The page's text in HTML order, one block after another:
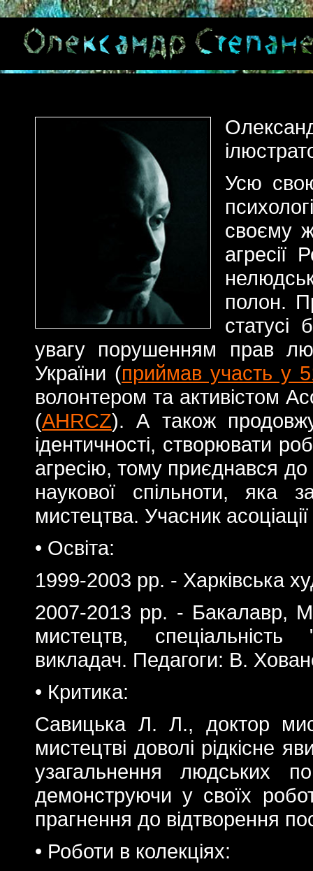
Усю
своєму
агресії
полон.
статусі
увагу порушенням прав
України (приймав участь у
волонтером та активістом
(AHRCZ). А також
ідентичності, створювати
агресію, тому приєднався
наукової спільноти, яка
мистецтва. Учасник асоціації
• Освіта:
1999-2003 рр. - Харківська
2007-2013 рр. - Бакалавр,
мистецтв, спеціальність
викладач. Педагоги: В.
• Критика:
Савицька Л. Л., доктор
мистецтві доволі рідкісне
узагальнення людських
демонструючи у своїх
прагнення до відтворення
• Роботи в колекціях: